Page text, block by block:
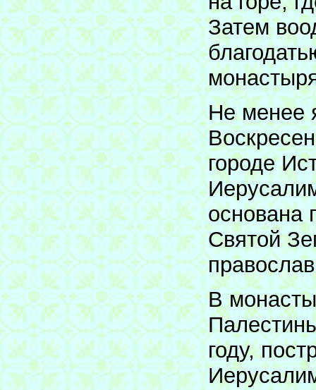
Затем
Не менее
городе
основана
Святой
В
году,